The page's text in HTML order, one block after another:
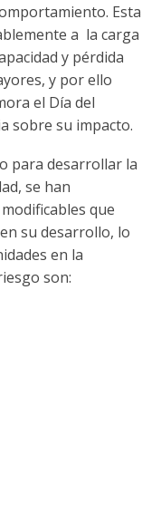
Esta
a la carga
y pérdida
y por ello
el Día del
sobre su impacto.
para desarrollar la
se han
que
su desarrollo, lo
en la
son: